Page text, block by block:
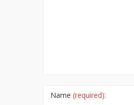
Name (required):